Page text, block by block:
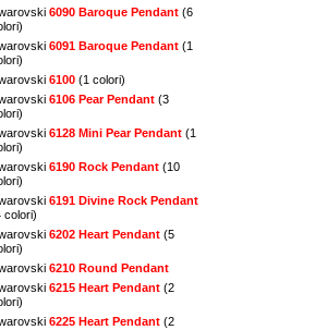
6090 Baroque Pendant (6
6091 Baroque Pendant (1
6100 (1 colori)
6106 Pear Pendant (3
6128 Mini Pear Pendant (1
6190 Rock Pendant (10
6191 Divine Rock Pendant
colori)
6202 Heart Pendant (5
6210 Round Pendant
6215 Heart Pendant (2
6225 Heart Pendant (2